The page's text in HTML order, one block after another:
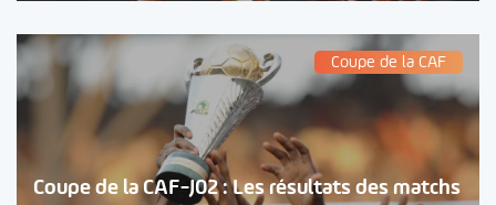
Coupe de la CAF
Coupe de la CAF-J02 : Les résultats des matchs